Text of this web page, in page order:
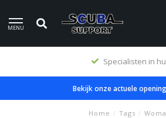
MENU
Specialisten in
Bekijk onze actuele
Home / Tags /